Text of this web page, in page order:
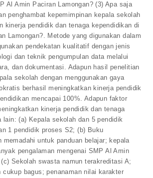
Al Amin Paciran Lamongan? (3) Apa saja
penghambat kepemimpinan kepala sekolah
kinerja pendidik dan tenaga kependidikan di
Lamongan?. Metode yang digunakan dalam
pendekatan kualitatif dengan jenis
dan teknik pengumpulan data melalui
dan dokumentasi. Adapun hasil penelitian
sekolah dengan menggunakan gaya
berhasil meningkatkan kinerja pendidik
mencapai 100%. Adapun faktor
kinerja pendidik dan tenaga
lain: (a) Kepala sekolah dan 5 pendidik
1 pendidik proses S2; (b) Buku
memadahi untuk panduan belajar; kepala
pengalaman mengenai SMP Al Amin
Sekolah swasta namun terakreditasi A;
cukup bagus; penanaman nilai karakter